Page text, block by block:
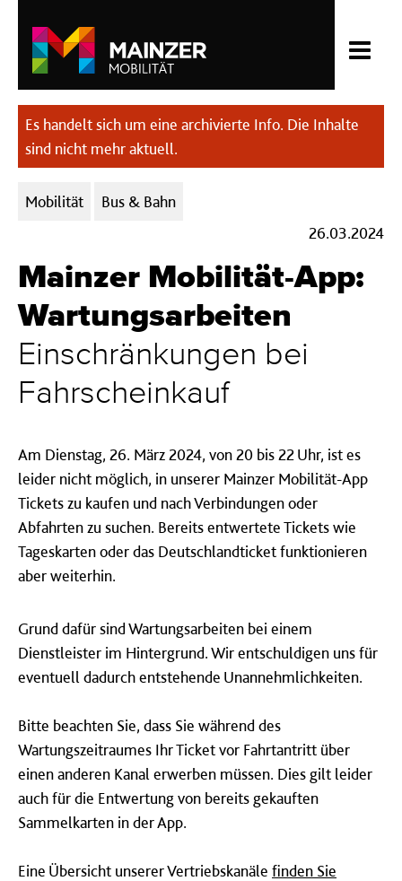
Es handelt sich um eine archivierte Info. Die Inhalte
sind nicht mehr aktuell.
Kategorien:
Mobilität
Bus & Bahn
26.03.2024
Mainzer Mobilität-App:
Wartungsarbeiten
Einschränkungen bei
Fahrscheinkauf
Am Dienstag, 26. März 2024, von 20 bis 22 Uhr, ist es
leider nicht möglich, in unserer Mainzer Mobilität-App
Tickets zu kaufen und nach Verbindungen oder
Abfahrten zu suchen. Bereits entwertete Tickets wie
Tageskarten oder das Deutschlandticket funktionieren
aber weiterhin.
Grund dafür sind Wartungsarbeiten bei einem
Dienstleister im Hintergrund. Wir entschuldigen uns für
eventuell dadurch entstehende Unannehmlichkeiten.
Bitte beachten Sie, dass Sie während des
Wartungszeitraumes Ihr Ticket vor Fahrtantritt über
einen anderen Kanal erwerben müssen. Dies gilt leider
auch für die Entwertung von bereits gekauften
Sammelkarten in der App.
Eine Übersicht unserer Vertriebskanäle finden Sie